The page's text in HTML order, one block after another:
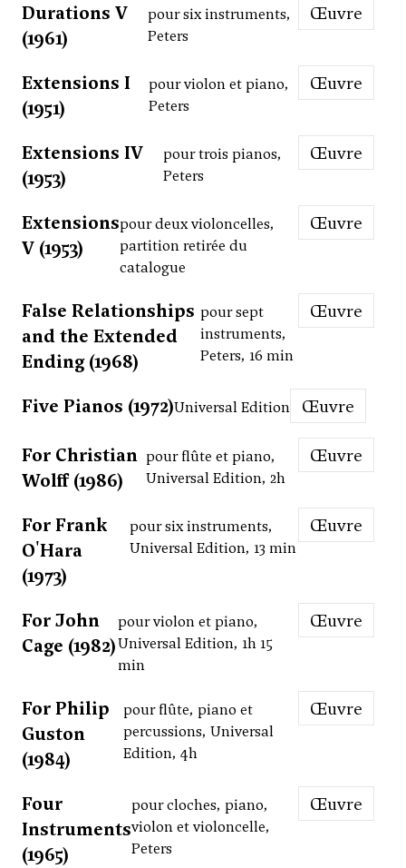
Durations V
(1961)
pour six instruments,
Peters
Œuvre
Extensions I
(1951)
pour violon et piano,
Peters
Œuvre
Extensions IV
(1953)
pour trois pianos,
Peters
Œuvre
Extensions
V (1953)
pour deux violoncelles,
partition retirée du
catalogue
Œuvre
False Relationships
and the Extended
Ending (1968)
pour sept
instruments,
Peters, 16 min
Œuvre
Five Pianos (1972)Universal Edition Œuvre
For Christian
Wolff (1986)
pour flûte et piano,
Universal Edition, 2h
Œuvre
For Frank
O'Hara
(1973)
pour six instruments,
Universal Edition, 13 min
Œuvre
For John
Cage (1982)
pour violon et piano,
Universal Edition, 1h 15
min
Œuvre
For Philip
Guston
(1984)
pour flûte, piano et
percussions, Universal
Edition, 4h
Œuvre
Four
Instruments
(1965)
pour cloches, piano,
violon et violoncelle,
Peters
Œuvre